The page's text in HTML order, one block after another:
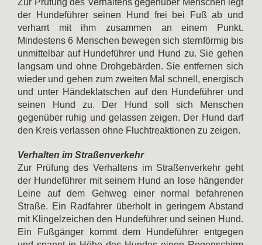
Zur Prüfung des Verhaltens gegenüber Menschen legt
der Hundeführer seinen Hund frei bei Fuß ab und
verharrt mit ihm zusammen an einem Punkt.
Mindestens 6 Menschen bewegen sich sternförmig bis
unmittelbar auf Hundeführer und Hund zu. Sie gehen
langsam und ohne Drohgebärden. Sie entfernen sich
wieder und gehen zum zweiten Mal schnell, energisch
und unter Händeklatschen auf den Hundeführer und
seinen Hund zu. Der Hund soll sich Menschen
gegenüber ruhig und gelassen zeigen. Der Hund darf
den Kreis verlassen ohne Fluchtreaktionen zu zeigen.
Verhalten im Straßenverkehr
Zur Prüfung des Verhaltens im Straßenverkehr geht
der Hundeführer mit seinem Hund an lose hängender
Leine auf dem Gehweg einer normal befahrenen
Straße. Ein Radfahrer überholt in geringem Abstand
mit Klingelzeichen den Hundeführer und seinen Hund.
Ein Fußgänger kommt dem Hundeführer entgegen